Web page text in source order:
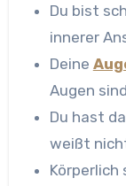
Du bist
innerer
Deine
Augen
Du hast
weißt